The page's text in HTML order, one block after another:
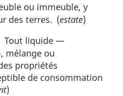
ou immeuble, y
des terres. (estate)
Tout liquide —
mélange ou
propriétés
de consommation
)